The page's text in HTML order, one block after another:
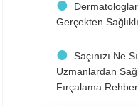
Gerçekten
Saçınızı Ne
Uzmanlardan
Fırçalama